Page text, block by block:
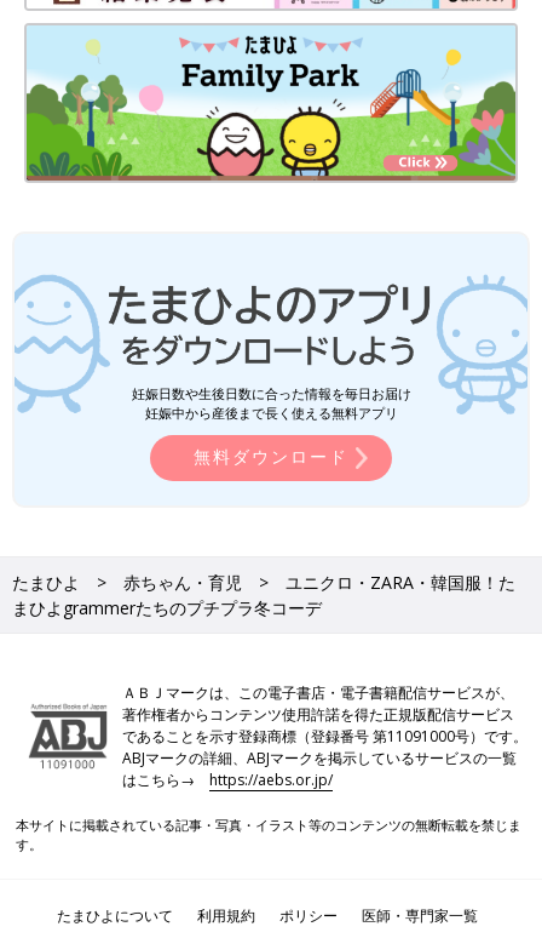
妊娠日数や生後日数に合った情報を毎日お届け
妊娠中から産後まで長く使える無料アプリ
無料ダウンロード
たまひよ 赤ちゃん・育児
ユニクロ・ZARA・韓国服！た
まひよgrammerたちのプチプラ冬コーデ
ＡＢＪマークは、この電子書店・電子書籍配信サービスが、
著作権者からコンテンツ使用許諾を得た正規版配信サービス
であることを示す登録商標（登録番号 第11091000号）です。
ABJマークの詳細、ABJマークを掲示しているサービスの一覧
はこちら→https://aebs.or.jp/
本サイトに掲載されている記事・写真・イラスト等のコンテンツの無断転載を禁じま
す。
たまひよについて 利用規約 ポリシー
医師・専門家一覧